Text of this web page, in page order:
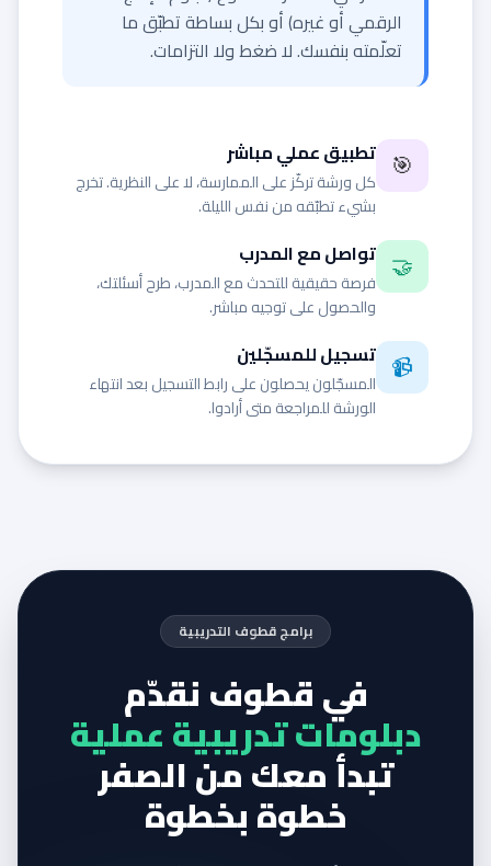
الرقمي أو غيره) أو بكل بساطة تطبّق ما
تعلّمته بنفسك. لا ضغط ولا التزامات.
🎯 تطبيق عملي مباشر
كل ورشة تركّز على الممارسة، لا على النظرية. تخرج
بشيء تطبّقه من نفس الليلة.
🤝 تواصل مع المدرب
فرصة حقيقية للتحدث مع المدرب، طرح أسئلتك،
والحصول على توجيه مباشر.
📹 تسجيل للمسجّلين
المسجّلون يحصلون على رابط التسجيل بعد انتهاء
الورشة للمراجعة متى أرادوا.
برامج قطوف التدريبية
في قطوف نقدّم
دبلومات تدريبية عملية
تبدأ معك من الصفر
خطوة بخطوة